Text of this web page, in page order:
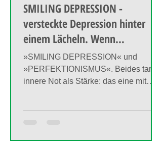
SMILING DEPRESSION -
versteckte Depression hinter
einem Lächeln. Wenn
Erschöpfung ein Lächeln trägt,
wird sie oft viel zu lange
übersehen!
»SMILING DEPRESSION« und
»PERFEKTIONISMUS«. Beides tarnt
innere Not als Stärke: das eine mit